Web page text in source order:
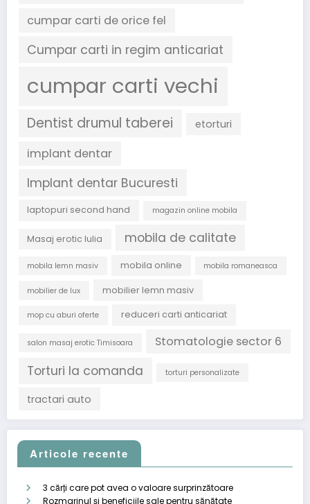
cumpar carti de orice fel
Cumpar carti in regim anticariat
cumpar carti vechi
Dentist drumul taberei etorturi
implant dentar
Implant dentar Bucuresti
laptopuri second hand magazin online mobila
Masaj erotic Iulia mobila de calitate
mobila lemn masiv mobila online mobila romaneasca
mobilier de lux mobilier lemn masiv
mop cu aburi oferte reduceri carti anticariat
salon masaj erotic Timisoara Stomatologie sector 6
Torturi la comanda torturi personalizate
tractari auto
Articole recente
3 cărți care pot avea o valoare surprinzătoare
Rozmarinul și beneficiile sale pentru sănătate